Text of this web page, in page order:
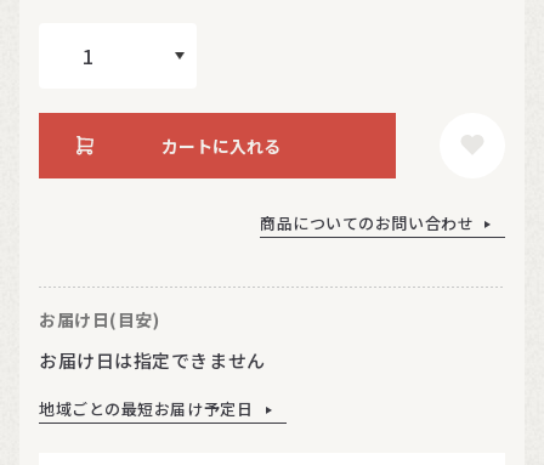
カートに入れる
商品についてのお問い合わせ
お届け日(目安)
お届け日は指定できません
地域ごとの最短お届け予定日